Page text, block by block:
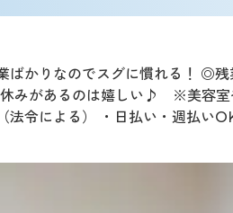
かりなのでスグに慣れる！ ◎
みがあるのは嬉しい♪ ※美容
令による） ・日払い・週払い